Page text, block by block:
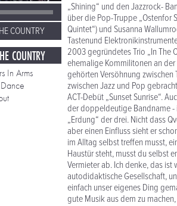
COUNTRY
COUNTRY
In Arms
„Shining“ und den Jazzrock-
über die Pop-Truppe „Ostenfor
Quintet“) und Susanna
Tastenund
2003 gegründetes Trio „In The
ehemalige Kommilitonen an
gehörten Versöhnung
zwischen Jazz und Pop
ACT-Debüt „Sunset Sunrise“.
der doppeldeutige Bandname
„Erdung“ der drei. Nicht dass
aber einen Einfluss sieht er
im Alltag selbst treffen musst,
Haustür steht, musst du selbst
Vermieter ab. Ich denke, das ist
autodidaktische Gesellschaft,
einfach unser eigenes Ding
gute Musik aus dem zu